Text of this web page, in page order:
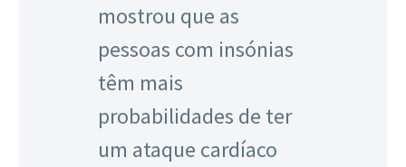
mostrou que as
pessoas com insónias
têm mais
probabilidades de ter
um ataque cardíaco